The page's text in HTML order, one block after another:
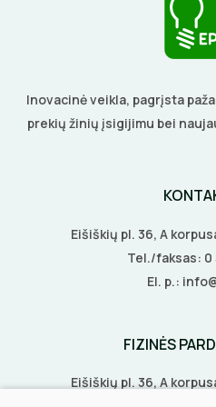
MATAVIMO
ĮRANKIŲ RINKINIAI
DAIKTADĖŽĖS
ŽIBINTUVĖLIAI
Izoliacinės
Termostatai
Radiatorių
Izoliacinės
apledėjimo
Laiptų ir
Inovacinė veikla, pagrįsta
prekių žinių įsigijimu bei
Eišiškių pl. 36, A
Tel./faksas: 0
El. p.:
FIZINĖS
Eišiškių pl. 36, A